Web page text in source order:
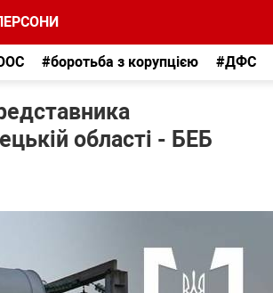
#боротьба з корупцією #ДФС
області - БЕБ